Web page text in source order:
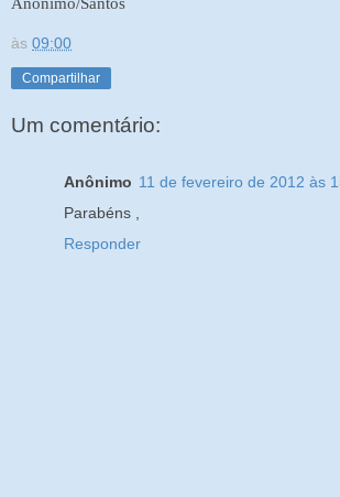
às 09:00
Compartilhar
Um comentário:
Anônimo 11 de fevereiro de 2012 às
Parabéns ,
Responder